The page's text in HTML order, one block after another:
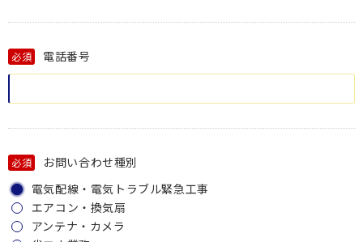
必須 電話番号
必須
お問い合わせ種別
電気配線・電気トラブル緊急工事
エアコン・換気扇
アンテナ・カメラ